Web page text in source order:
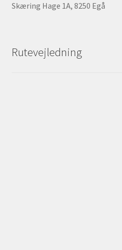
Skæring Hage 1A, 8250 Egå
Rutevejledning